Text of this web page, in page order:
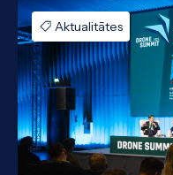
Aktualitātes